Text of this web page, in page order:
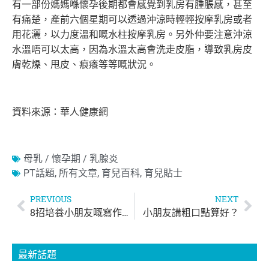
有一部份媽媽喺懷孕後期都會感覺到乳房有腫脹感，甚至
有痛楚，產前六個星期可以透過沖涼時輕輕按摩乳房或者
用花灑，以力度溫和嘅水柱按摩乳房。另外仲要注意沖涼
水溫唔可以太高，因為水溫太高會洗走皮脂，導致乳房皮
膚乾燥、甩皮、痕癢等等嘅狀況。
資料來源：華人健康網
母乳 / 懷孕期 / 乳腺炎
PT話題, 所有文章, 育兒百科, 育兒貼士
PREVIOUS
8招培養小朋友嘅寫作能力
NEXT
小朋友講粗口點算好？
最新話題